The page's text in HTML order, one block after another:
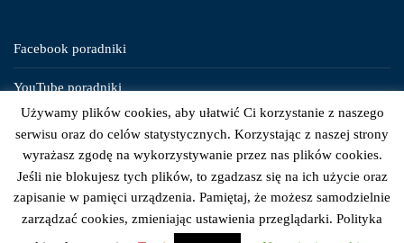
Facebook poradniki
YouTube poradniki
© 2026 © CryptoJobs.pl. Wszelkie Prawa Zastrzeżone.
Używamy plików cookies, aby ułatwić Ci korzystanie z naszego
serwisu oraz do celów statystycznych. Korzystając z naszej strony
wyrażasz zgodę na wykorzystywanie przez nas plików cookies.
Jeśli nie blokujesz tych plików, to zgadzasz się na ich użycie oraz
zapisanie w pamięci urządzenia. Pamiętaj, że możesz samodzielnie
zarządzać cookies, zmieniając ustawienia przeglądarki. Polityka